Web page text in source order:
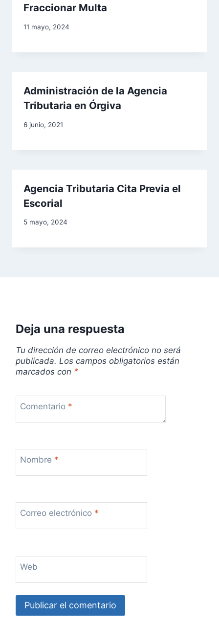
Fraccionar Multa
11 mayo, 2024
Administración de la Agencia
Tributaria en Órgiva
6 junio, 2021
Agencia Tributaria Cita Previa el
Escorial
5 mayo, 2024
Deja una respuesta
Tu dirección de correo electrónico no será
publicada. Los campos obligatorios están
marcados con *
Comentario *
Nombre *
Correo electrónico *
Web